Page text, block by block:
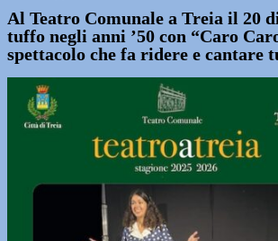
Al Teatro Comunale a Treia il 20
tuffo negli anni ’50 con “Caro
spettacolo che fa ridere e cantare